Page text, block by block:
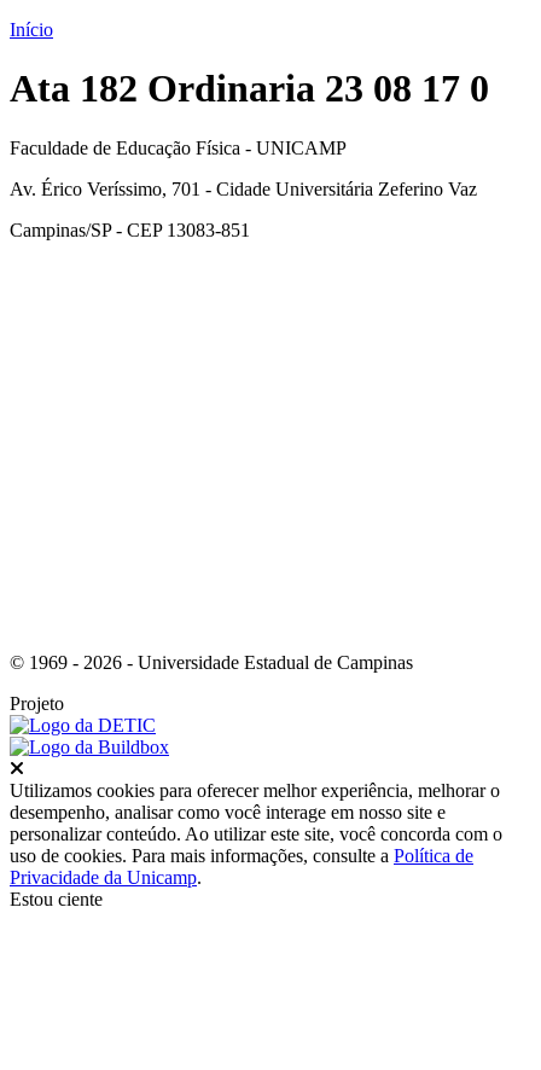
Início
Ata 182 Ordinaria 23 08 17 0
Faculdade de Educação Física - UNICAMP
Av. Érico Veríssimo, 701 - Cidade Universitária Zeferino Vaz
Campinas/SP - CEP 13083-851
© 1969 - 2026 - Universidade Estadual de Campinas
Projeto
Utilizamos cookies para oferecer melhor experiência, melhorar o
desempenho, analisar como você interage em nosso site e
personalizar conteúdo. Ao utilizar este site, você concorda com o
uso de cookies. Para mais informações, consulte a Política de
Privacidade da Unicamp.
Estou ciente